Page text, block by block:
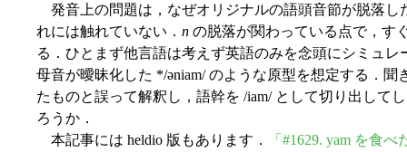
発音上の問題は，なぜオリジナルの語頭音節が脱落
れには触れていない． n の脱落が関わっている点で，す
る．ひとまず他言語は考えず英語のみを念頭にシミュ
母音が曖昧化した */əniam/ のような原型を想定する．
たものと誤って解釈し，語幹を /iam/ として切り出して
ろうか．
本記事には heldio 版もあります．
「#1629. yam を食